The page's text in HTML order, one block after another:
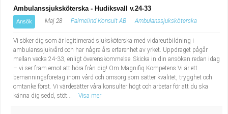
Ambulanssjuksköterska - Hudiksvall v.24-33
Ansök Maj 28 Palmelind Konsult AB Ambulanssjuksköterska
Vi söker dig som är legitimerad sjuksköterska med vidareutbildning i
ambulanssjukvård och har några års erfarenhet av yrket. Uppdraget pågår
mellan vecka 24-33, enligt överenskommelse. Skicka in din ansökan redan idag
– vi ser fram emot att höra från dig! Om Magnifiq Kompetens Vi är ett
bemanningsföretag inom vård och omsorg som sätter kvalitet, trygghet och
omtanke först. Vi värdesätter våra konsulter högt och arbetar för att du ska
känna dig sedd, stöt...
Visa mer